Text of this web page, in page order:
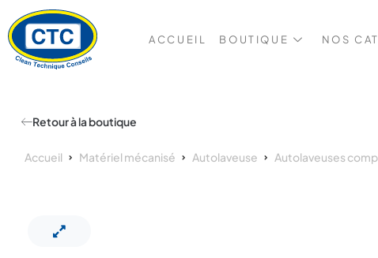
ACCUEIL BOUTIQUE NOS
Retour à la boutique
Accueil Matériel mécanisé Autolaveuse Autolaveuses